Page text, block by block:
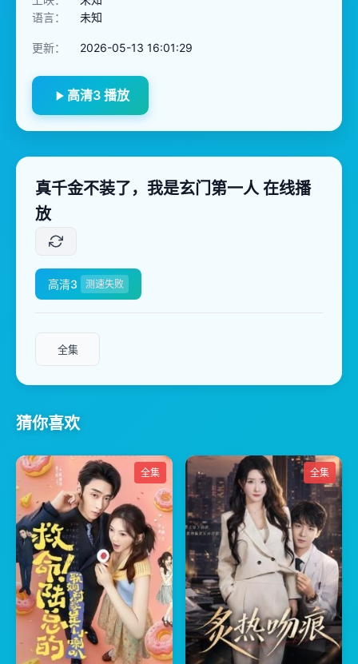
语言：
未知
更新： 2026-05-13 16:01:29
高清3 播放
真千金不装了，我是玄门第一人 在线播
放
高清3 测速失败
全集
猜你喜欢
全集 全集